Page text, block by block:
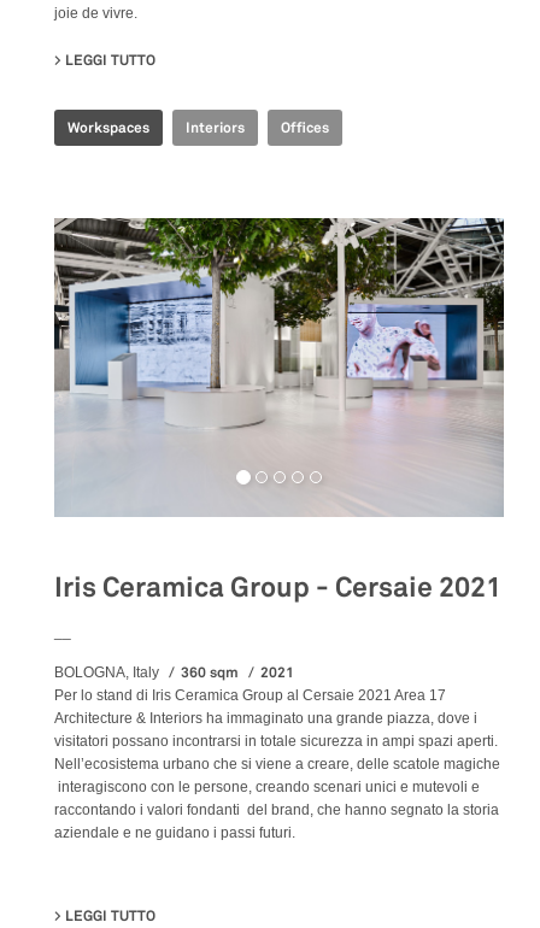
joie de vivre.
LEGGI TUTTO
Workspaces Interiors Offices
Iris Ceramica Group - Cersaie 2021
BOLOGNA, Italy 360 sqm 2021
Per lo stand di Iris Ceramica Group al Cersaie 2021 Area 17
Architecture & Interiors ha immaginato una grande piazza, dove i
visitatori possano incontrarsi in totale sicurezza in ampi spazi aperti.
Nell’ecosistema urbano che si viene a creare, delle scatole magiche
interagiscono con le persone, creando scenari unici e mutevoli e
raccontando i valori fondanti del brand, che hanno segnato la storia
aziendale e ne guidano i passi futuri.
LEGGI TUTTO